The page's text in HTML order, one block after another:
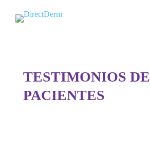
TESTIMONIOS DE
PACIENTES